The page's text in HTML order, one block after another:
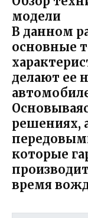
модели
В данном
основные
делают ее
решениях,
которые
время